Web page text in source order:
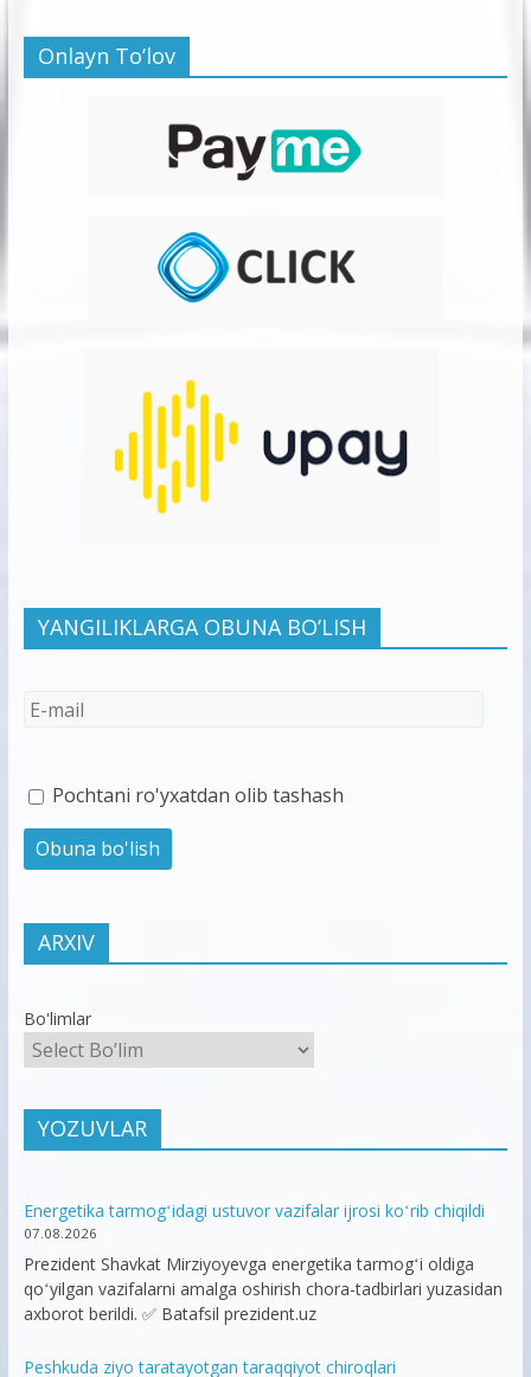
Onlayn To’lov
YANGILIKLARGA OBUNA BO’LISH
Pochtani ro'yxatdan olib tashash
ARXIV
Bo'limlar
YOZUVLAR
Energetika tarmogʻidagi ustuvor vazifalar ijrosi koʻrib chiqildi
07.08.2026
Prezident Shavkat Mirziyoyevga energetika tarmogʻi oldiga
qoʻyilgan vazifalarni amalga oshirish chora-tadbirlari yuzasidan
axborot berildi. ✅ Batafsil prezident.uz
Peshkuda ziyo taratayotgan taraqqiyot chiroqlari